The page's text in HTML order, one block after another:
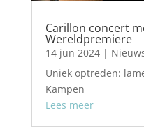
Carillon concert
Wereldpremiere
14 jun 2024|
Uniek optreden:
Kampen
Lees meer